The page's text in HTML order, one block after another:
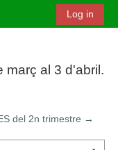
Log in
març al 3 d'abril.
del 2n trimestre →